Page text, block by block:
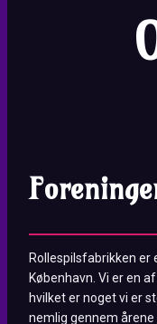
Rollespilsfabrikken er
København. Vi er en
hvilket er noget vi er
nemlig gennem